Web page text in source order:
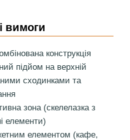
вимоги
конструкція
підйом на верхній
сходинками та
зона (скелелазка з
елементи)
елементом (кафе,